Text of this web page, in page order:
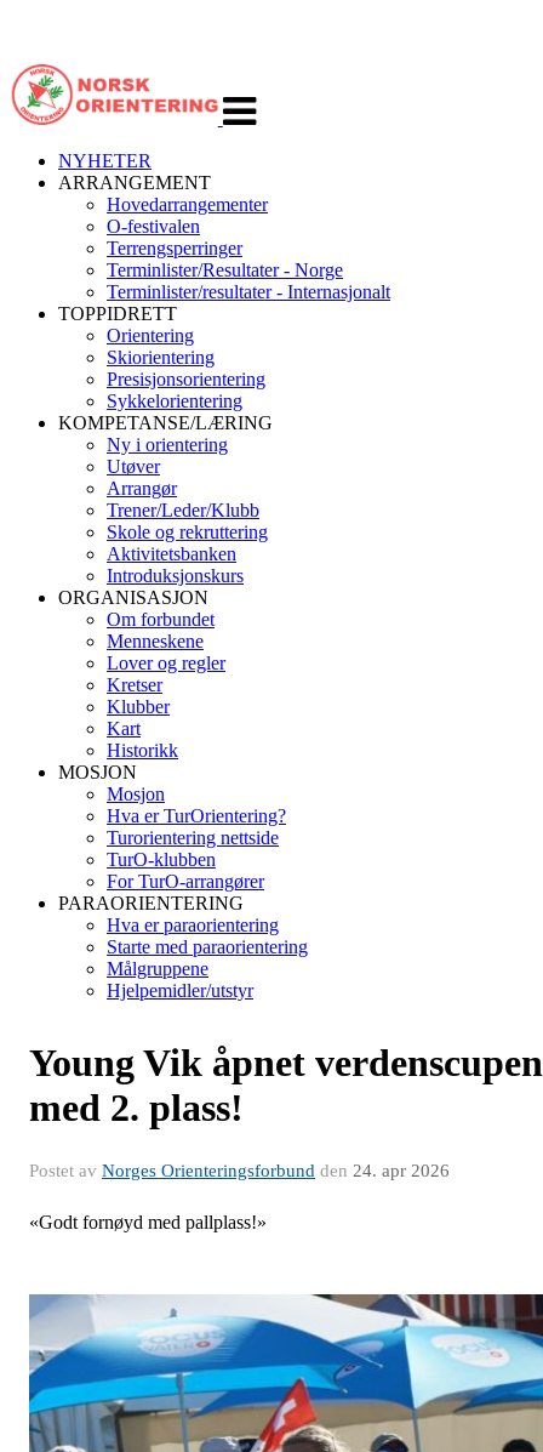
navigasjon
NYHETER
ARRANGEMENT
Hovedarrangementer
O-festivalen
Terrengsperringer
Terminlister/Resultater - Norge
Terminlister/resultater - Internasjonalt
TOPPIDRETT
Orientering
Skiorientering
Presisjonsorientering
Sykkelorientering
KOMPETANSE/LÆRING
Ny i orientering
Utøver
Arrangør
Trener/Leder/Klubb
Skole og rekruttering
Aktivitetsbanken
Introduksjonskurs
ORGANISASJON
Om forbundet
Menneskene
Lover og regler
Kretser
Klubber
Kart
Historikk
MOSJON
Mosjon
Hva er TurOrientering?
Turorientering nettside
TurO-klubben
For TurO-arrangører
PARAORIENTERING
Hva er paraorientering
Starte med paraorientering
Målgruppene
Hjelpemidler/utstyr
Young Vik åpnet verdenscupen
med 2. plass!
Postet av Norges Orienteringsforbund den 24. apr 2026
«Godt fornøyd med pallplass!»